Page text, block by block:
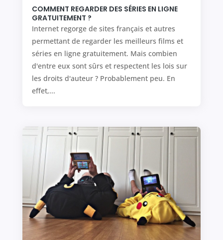
COMMENT REGARDER DES SÉRIES EN LIGNE
GRATUITEMENT ?
Internet regorge de sites français et autres
permettant de regarder les meilleurs films et
séries en ligne gratuitement. Mais combien
d'entre eux sont sûrs et respectent les lois sur
les droits d'auteur ? Probablement peu. En
effet,...